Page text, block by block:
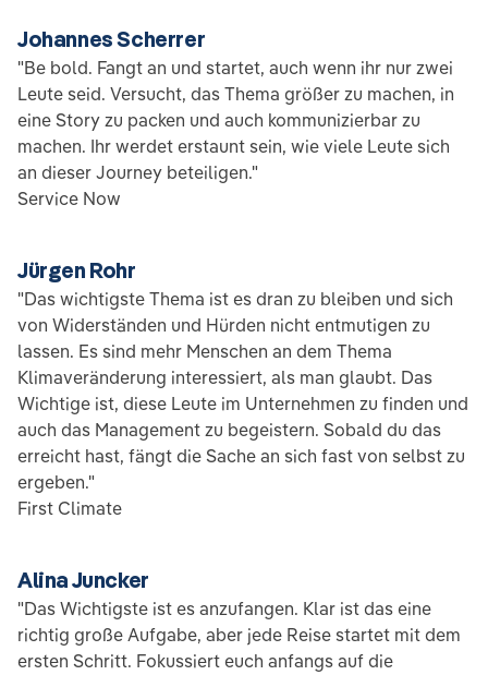
Johannes Scherrer
"Be bold. Fangt an und startet, auch wenn ihr nur zwei
Leute seid. Versucht, das Thema größer zu machen, in
eine Story zu packen und auch kommunizierbar zu
machen. Ihr werdet erstaunt sein, wie viele Leute sich
an dieser Journey beteiligen."
Service Now
Jürgen Rohr
"Das wichtigste Thema ist es dran zu bleiben und sich
von Widerständen und Hürden nicht entmutigen zu
lassen. Es sind mehr Menschen an dem Thema
Klimaveränderung interessiert, als man glaubt. Das
Wichtige ist, diese Leute im Unternehmen zu finden und
auch das Management zu begeistern. Sobald du das
erreicht hast, fängt die Sache an sich fast von selbst zu
ergeben."
First Climate
Alina Juncker
"Das Wichtigste ist es anzufangen. Klar ist das eine
richtig große Aufgabe, aber jede Reise startet mit dem
ersten Schritt. Fokussiert euch anfangs auf die